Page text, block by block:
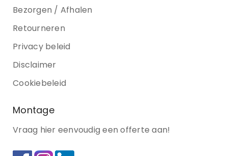
Bezorgen / Afhalen
Retourneren
Privacy beleid
Disclaimer
Cookiebeleid
Montage
Vraag hier eenvoudig een offerte aan!